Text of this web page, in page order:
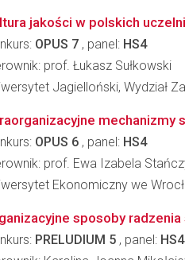
jakości w polskich
OPUS 7 , panel: HS4
prof. Łukasz Sułkowski
Jagielloński, Wydział
OPUS 6 , panel: HS4
prof. Ewa Izabela
Ekonomiczny we
sposoby
PRELUDIUM 5 , panel: HS4